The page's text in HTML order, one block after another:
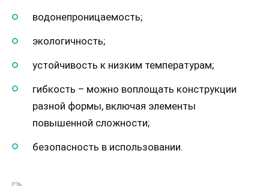
водонепроницаемость;
экологичность;
устойчивость к низким температурам;
гибкость – можно воплощать конструкции
разной формы, включая элементы
повышенной сложности;
безопасность в использовании.